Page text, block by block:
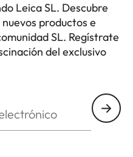
Leica SL. Descubre
productos e
SL. Regístrate
del exclusivo